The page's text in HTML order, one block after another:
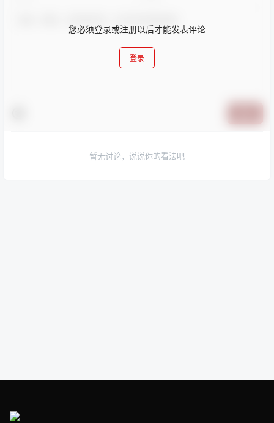
您必须登录或注册以后才能发表评论
登录
暂无讨论，说说你的看法吧